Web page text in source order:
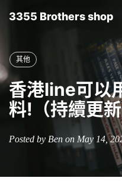
3355 Brothers shop
其他
香港line可以
料!（持續更
Posted by Ben on May 14,